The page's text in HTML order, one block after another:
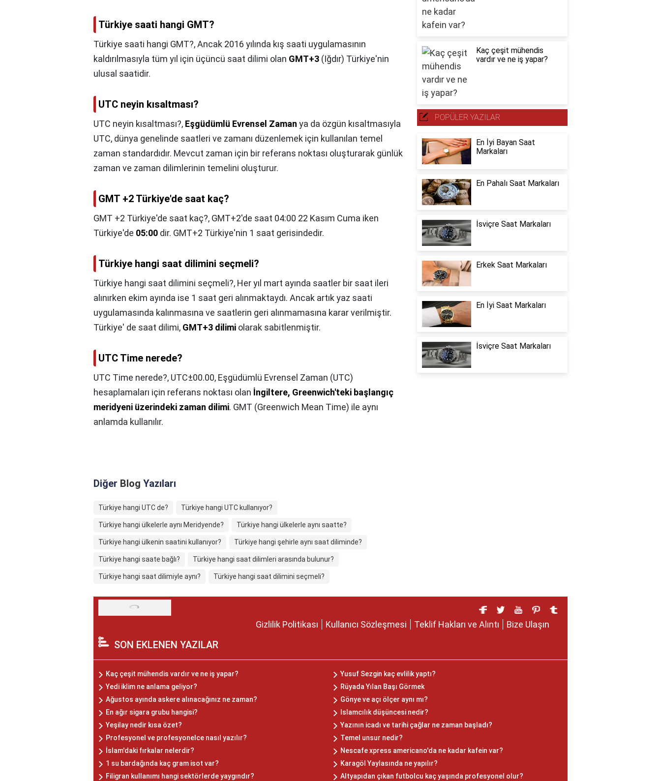
Türkiye saati hangi GMT?
Türkiye saati hangi GMT?,Ancak 2016 yılında kış saati uygulamasının
kaldırılmasıyla tüm yıl için üçüncü saat dilimi olan GMT+3 (Iğdır) Türkiye'nin
ulusal saatidir.
UTC neyin kısaltması?
UTC neyin kısaltması?, Eşgüdümlü Evrensel Zaman ya da özgün kısaltmasıyla
UTC, dünya genelinde saatleri ve zamanı düzenlemek için kullanılan temel
zaman standardıdır. Mevcut zaman için bir referans noktası oluşturarak günlük
zaman ve zaman dilimlerinin temelini oluşturur.
GMT +2 Türkiye'de saat kaç?
GMT +2 Türkiye'de saat kaç?, GMT+2'de saat 04:00 22 Kasım Cuma iken
Türkiye'de 05:00 dir. GMT+2 Türkiye'nin 1 saat gerisindedir.
Türkiye hangi saat dilimini seçmeli?
Türkiye hangi saat dilimini seçmeli?, Her yıl mart ayında saatler bir saat ileri
alınırken ekim ayında ise 1 saat geri alınmaktaydı. Ancak artık yaz saati
uygulamasında kalınmasına ve saatlerin geri alınmamasına karar verilmiştir.
Türkiye' de saat dilimi, GMT+3 dilimi olarak sabitlenmiştir.
UTC Time nerede?
UTC Time nerede?, UTC±00.00, Eşgüdümlü Evrensel Zaman (UTC)
hesaplamaları için referans noktası olan İngiltere, Greenwich'teki başlangıç
meridyeni üzerindeki zaman dilimi. GMT (Greenwich Mean Time) ile aynı
anlamda kullanılır.
Diğer Blog Yazıları
Türkiye hangi UTC de? Türkiye hangi UTC kullanıyor?
Türkiye hangi ülkelerle aynı Meridyende? Türkiye hangi ülkelerle aynı saatte?
Türkiye hangi ülkenin saatini kullanıyor? Türkiye hangi şehirle aynı saat diliminde?
Türkiye hangi saate bağlı? Türkiye hangi saat dilimleri arasında bulunur?
Türkiye hangi saat dilimiyle aynı? Türkiye hangi saat dilimini seçmeli?
Kaç çeşit mühendis
vardır ve ne iş yapar?
POPÜLER YAZILAR
En İyi Bayan Saat
Markaları
En Pahalı Saat Markaları
İsviçre Saat Markaları
Erkek Saat Markaları
En İyi Saat Markaları
İsviçre Saat Markaları
Gizlilik Politikası Kullanıcı Sözleşmesi Teklif Hakları ve Alıntı Bize Ulaşın
SON EKLENEN YAZILAR
Kaç çeşit mühendis vardır ve ne iş yapar?
Yusuf Sezgin kaç evlilik yaptı?
Yedi iklim ne anlama geliyor?
Rüyada Yılan Başı Görmek
Ağustos ayında askere alınacağınız ne zaman?
Gönye ve açı ölçer aynı mı?
En ağır sigara grubu hangisi?
Islamcılık düşüncesi nedir?
Yeşilay nedir kısa özet?
Yazının icadı ve tarihi çağlar ne zaman başladı?
Profesyonel ve profesyonelce nasıl yazılır?
Temel unsur nedir?
İslam'daki fırkalar nelerdir?
Nescafe xpress americano'da ne kadar kafein var?
1 su bardağında kaç gram isot var?
Karagöl Yaylasında ne yapılır?
Filigran kullanımı hangi sektörlerde yaygındır?
Altyapıdan çıkan futbolcu kaç yaşında profesyonel olur?